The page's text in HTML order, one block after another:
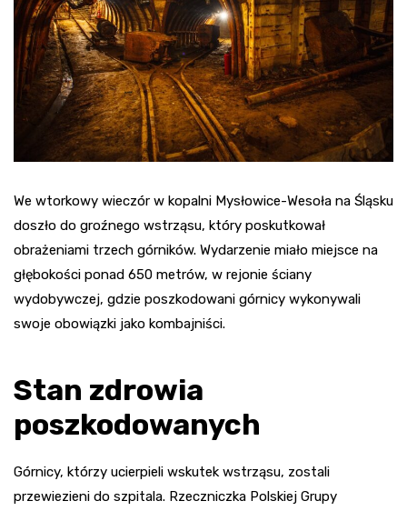
We wtorkowy wieczór w kopalni Mysłowice-Wesoła na Śląsku
doszło do groźnego wstrząsu, który poskutkował
obrażeniami trzech górników. Wydarzenie miało miejsce na
głębokości ponad 650 metrów, w rejonie ściany
wydobywczej, gdzie poszkodowani górnicy wykonywali
swoje obowiązki jako kombajniści.
Stan zdrowia
poszkodowanych
Górnicy, którzy ucierpieli wskutek wstrząsu, zostali
przewiezieni do szpitala. Rzeczniczka Polskiej Grupy